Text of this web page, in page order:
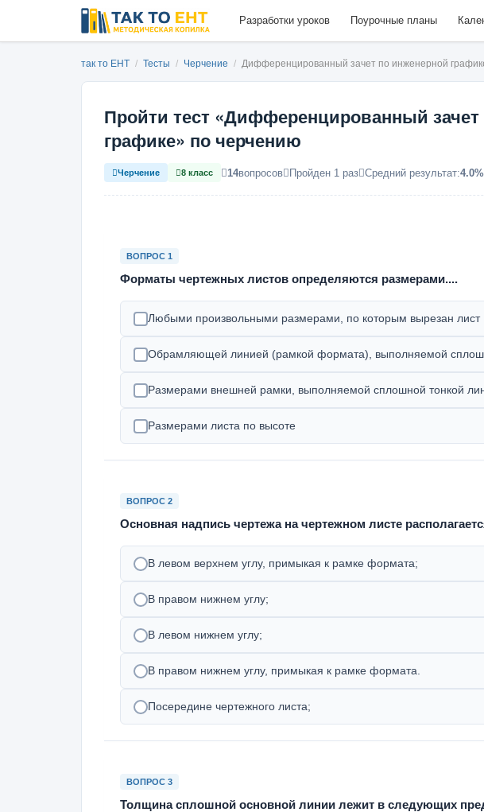
Разработки уроков Поурочные планы
так то ЕНТ / Тесты / Черчение / Дифференцированный зачет по инженерной
Пройти тест «Дифференцированный
графике» по черчению
Черчение 8 класс 14вопросов Пройден 1 раз Средний результат:4.0%
ВОПРОС 1
Форматы чертежных листов определяются размерами....
Любыми произвольными размерами, по которым вырезан лист
Обрамляющей линией (рамкой формата), выполняемой
Размерами внешней рамки, выполняемой сплошной тонкой
Размерами листа по высоте
ВОПРОС 2
Основная надпись чертежа на чертежном листе
В левом верхнем углу, примыкая к рамке формата;
В правом нижнем углу;
В левом нижнем углу;
В правом нижнем углу, примыкая к рамке формата.
Посередине чертежного листа;
ВОПРОС 3
Толщина сплошной основной линии лежит в следующих